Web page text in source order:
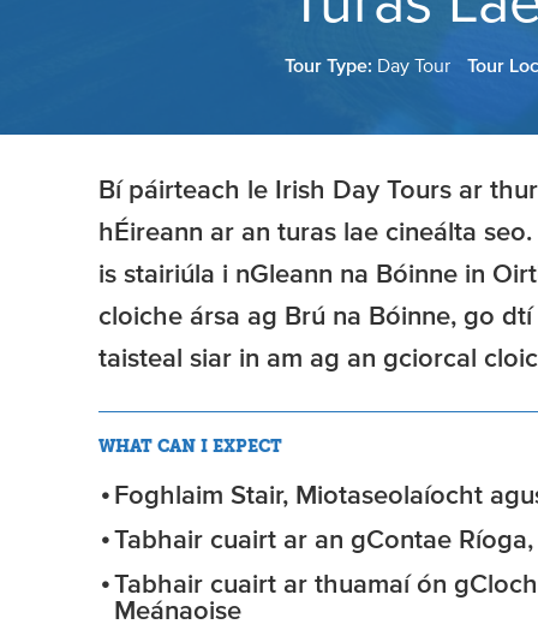
Tour Type: Day Tour Tour
Bí páirteach le Irish Day Tours ar
hÉireann ar an turas lae cineálta
is stairiúla i nGleann na Bóinne in
cloiche ársa ag Brú na Bóinne, go
taisteal siar in am ag an gciorcal
WHAT CAN I EXPECT
Foghlaim Stair, Miotaseolaíocht
Tabhair cuairt ar an gContae
Tabhair cuairt ar thuamaí ón
Meánaoise